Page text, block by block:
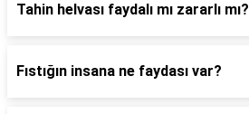
Tahin helvası faydalı mı zararlı mı?
Fıstığın insana ne faydası var?